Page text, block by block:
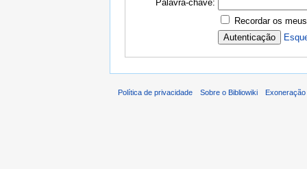
Palavra-chave:
Recordar os
Política de privacidade Sobre o Bibliowiki